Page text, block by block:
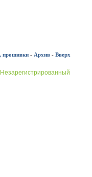
прошивки - Архив - Вверх